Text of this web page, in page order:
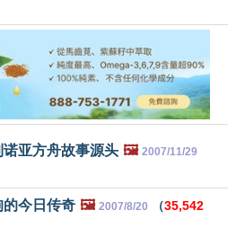
亚方舟故事源头 🖼️ 2007/11/29
今日传奇 🖼️ 2007/8/20 （35,542